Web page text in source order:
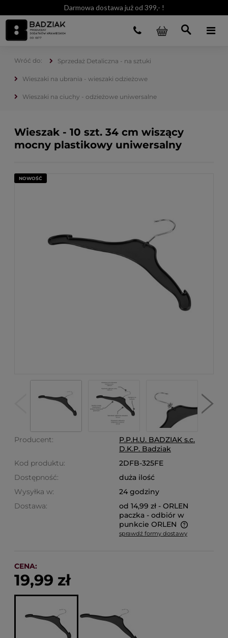
Darmowa dostawa już od 399,- !
Sprzedaż Detaliczna - na sztuki
Wieszaki na ubrania - wieszaki odzieżowe
Wieszaki na ciuchy - odzieżowe uniwersalne
Wieszak - 10 szt. 34 cm wiszący
mocny plastikowy uniwersalny
NOWOŚĆ
Producent:
P.P.H.U. BADZIAK s.c.
D.K.P. Badziak
Kod produktu:
2DFB-325FE
Dostępność:
duża ilość
Wysyłka w:
24 godziny
Dostawa:
od 14,99 zł - ORLEN
paczka - odbiór w
punkcie ORLEN
Cena nie zawiera ewentualnych kosztów płatności
sprawdź formy dostawy
CENA:
19,99 zł